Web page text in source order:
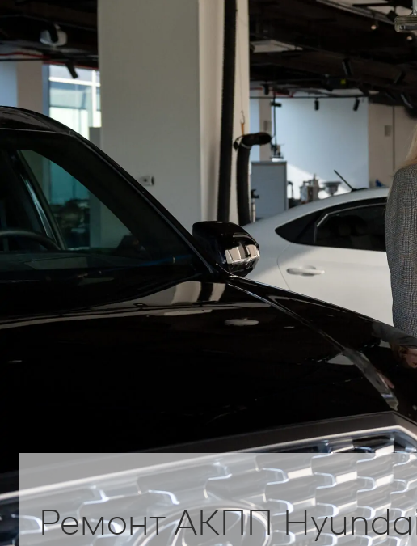
Ремонт АКПП